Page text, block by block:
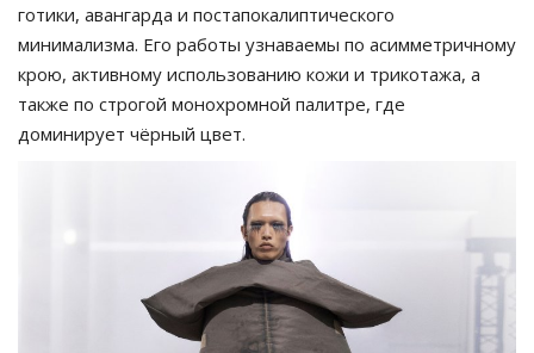
готики, авангарда и постапокалиптического
минимализма. Его работы узнаваемы по асимметричному
крою, активному использованию кожи и трикотажа, а
также по строгой монохромной палитре, где
доминирует чёрный цвет.